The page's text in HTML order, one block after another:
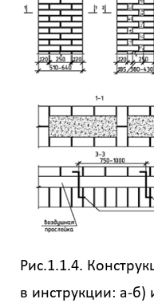
Рис.1.1.4.
в инструкции: а-б)